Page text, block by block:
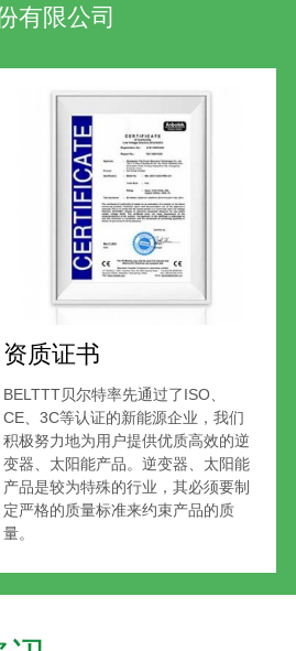
有限公司
资质证书
BELTTT贝尔特率先通过了ISO、
CE、3C等认证的新能源企业，我们
积极努力地为用户提供优质高效的逆
变器、太阳能产品。逆变器、太阳能
产品是较为特殊的行业，其必须要制
定严格的质量标准来约束产品的质
量。